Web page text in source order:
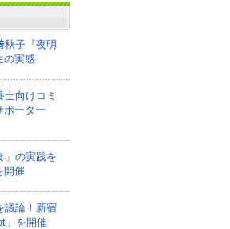
秋子『夜明
の実感
士向けコミ
ポーター
」の実践を
開催
議論！新宿
」を開催